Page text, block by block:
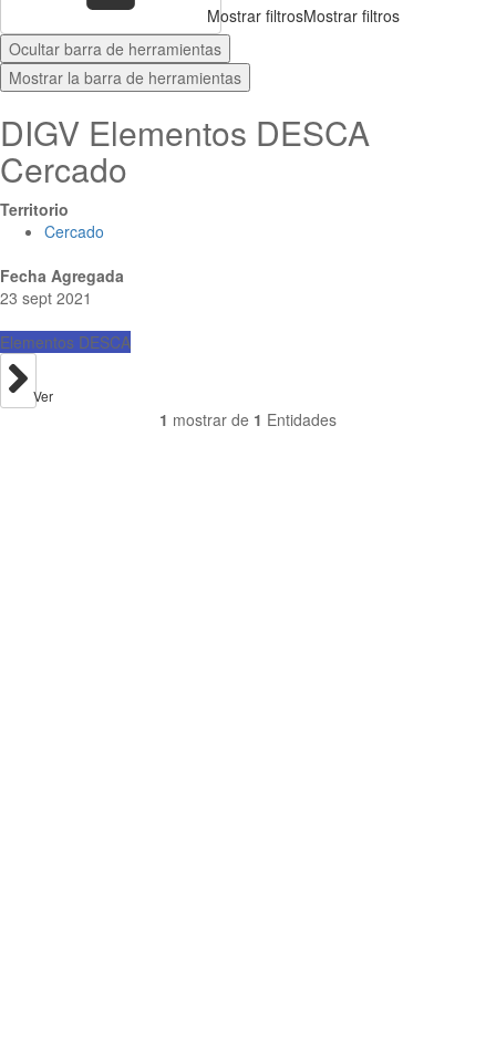
Mostrar filtrosMostrar filtros
Ocultar barra de herramientas
Mostrar la barra de herramientas
DIGV Elementos DESCA
Cercado
Territorio
Cercado
Fecha Agregada
23 sept 2021
Elementos DESCA
Ver
1 mostrar de 1 Entidades